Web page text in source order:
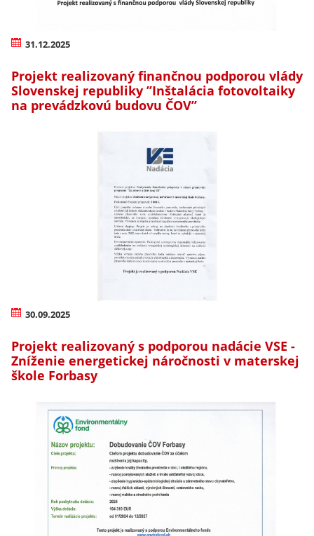
31.12.2025
Projekt realizovaný finančnou podporou vlády
Slovenskej republiky ’’Inštalácia fotovoltaiky
na prevádzkovú budovu ČOV’’
30.09.2025
Projekt realizovaný s podporou nadácie VSE -
Zníženie energetickej náročnosti v materskej
škole Forbasy